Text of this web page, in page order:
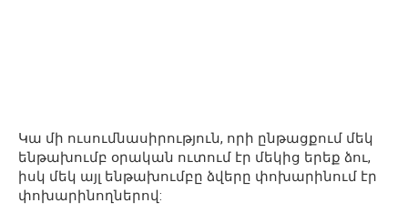
Կա մի ուսումնասիրություն, որի ընթացքում մեկ
ենթախումբ օրական ուտում էր մեկից երեք ձու,
իսկ մեկ այլ ենթախումբը ձվերը փոխարինում էր
փոխարինողներով: